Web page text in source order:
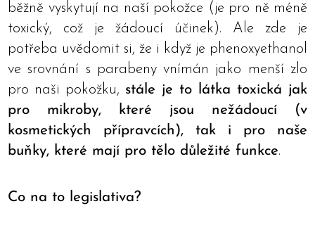
běžně vyskytují na naší pokožce (je pro ně méně
toxický, což je žádoucí účinek). Ale zde je
potřeba uvědomit si, že i když je phenoxyethanol
ve srovnání s parabeny vnímán jako menší zlo
pro naši pokožku, stále je to látka toxická jak
pro mikroby, které jsou nežádoucí (v
kosmetických přípravcích), tak i pro naše
buňky, které mají pro tělo důležité funkce.
Co na to legislativa?